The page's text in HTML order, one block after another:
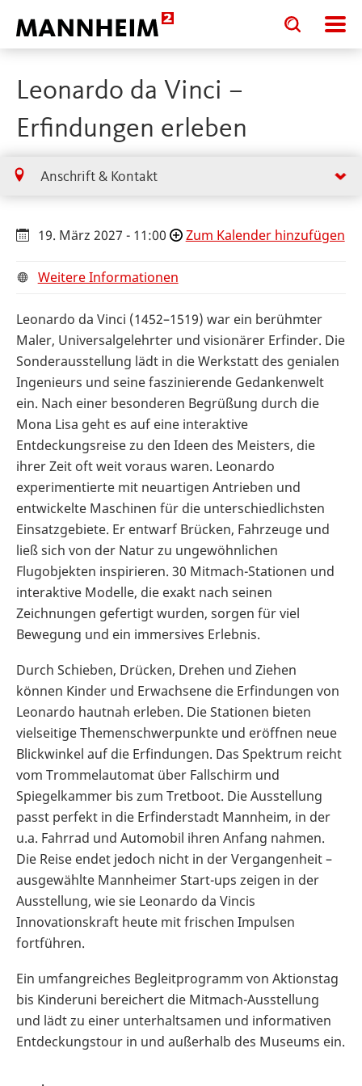
Toggle
search
input
Toggle
search
input
Leonardo da Vinci –
Erfindungen erleben
Anschrift & Kontakt
19. März 2027 - 11:00 Zum Kalender hinzufügen
Weitere Informationen
Leonardo da Vinci (1452–1519) war ein berühmter
Maler, Universalgelehrter und visionärer Erfinder. Die
Sonderausstellung lädt in die Werkstatt des genialen
Ingenieurs und seine faszinierende Gedankenwelt
ein. Nach einer besonderen Begrüßung durch die
Mona Lisa geht es auf eine interaktive
Entdeckungsreise zu den Ideen des Meisters, die
ihrer Zeit oft weit voraus waren. Leonardo
experimentierte mit neuartigen Antrieben und
entwickelte Maschinen für die unterschiedlichsten
Einsatzgebiete. Er entwarf Brücken, Fahrzeuge und
ließ sich von der Natur zu ungewöhnlichen
Flugobjekten inspirieren. 30 Mitmach-Stationen und
interaktive Modelle, die exakt nach seinen
Zeichnungen gefertigt wurden, sorgen für viel
Bewegung und ein immersives Erlebnis.
Durch Schieben, Drücken, Drehen und Ziehen
können Kinder und Erwachsene die Erfindungen von
Leonardo hautnah erleben. Die Stationen bieten
vielseitige Themenschwerpunkte und eröffnen neue
Blickwinkel auf die Erfindungen. Das Spektrum reicht
vom Trommelautomat über Fallschirm und
Spiegelkammer bis zum Tretboot. Die Ausstellung
passt perfekt in die Erfinderstadt Mannheim, in der
u.a. Fahrrad und Automobil ihren Anfang nahmen.
Die Reise endet jedoch nicht in der Vergangenheit –
ausgewählte Mannheimer Start-ups zeigen in der
Ausstellung, wie sie Leonardo da Vincis
Innovationskraft heute mit frischen Impulsen
fortführen.
Ein umfangreiches Begleitprogramm von Aktionstag
bis Kinderuni bereichert die Mitmach-Ausstellung
und lädt zu einer unterhaltsamen und informativen
Entdeckungstour in und außerhalb des Museums ein.